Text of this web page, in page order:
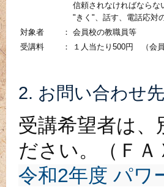
信頼されなければならな
"きく"、話す、電話応対
対象者
： 会員校の教職員等
受講料
： １人当たり500円 （会
2. お問い合わせ
受講希望者は
ださい。（ＦＡ
令和2年度 パワ